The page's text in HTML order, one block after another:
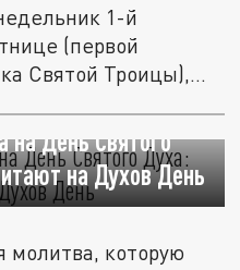
1-й
(первой
Святой Троицы),
на День Святого
на Духов День
молитва, которую